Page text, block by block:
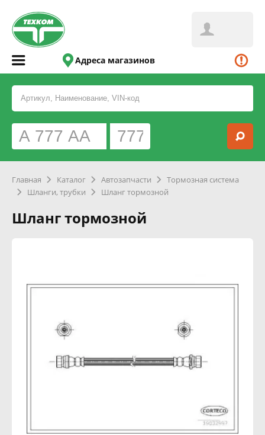
Адреса магазинов
Главная Каталог Автозапчасти
Тормозная система
Шланги, трубки
Шланг тормозной
Шланг тормозной